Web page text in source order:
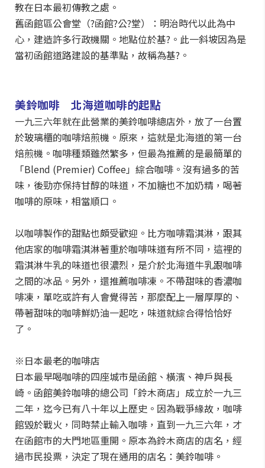
教在日本最初傳教之處。
舊函館區公會堂（?函館?公?堂）：明治時代以此為中
心，建造許多行政機關。地點位於基?。此一斜坡因為是
當初函館道路建設的基準點，故稱為基?。
美鈴咖啡 北海道咖啡的起點
一九三六年就在此營業的美鈴咖啡總店外，放了一台置
於玻璃櫃的咖啡焙煎機。原來，這就是北海道的第一台
焙煎機。咖啡種類雖然繁多，但最為推薦的是最簡單的
「Blend (Premier) Coffee」綜合咖啡。沒有過多的苦
味，後勁亦保持甘醇的味道，不加糖也不加奶精，喝著
咖啡的原味，相當順口。
以咖啡製作的甜點也頗受歡迎。比方咖啡霜淇淋，跟其
他店家的咖啡霜淇淋著重於咖啡味道有所不同，這裡的
霜淇淋牛乳的味道也很濃烈，是介於北海道牛乳跟咖啡
之間的冰品。另外，還推薦咖啡凍。不帶甜味的香濃咖
啡凍，單吃或許有人會覺得苦，那麼配上一層厚厚的、
帶著甜味的咖啡鮮奶油一起吃，味道就綜合得恰恰好
了。
※日本最老的咖啡店
日本最早喝咖啡的四座城市是函館、橫濱、神戶與長
崎。函館美鈴咖啡的總公司「鈴木商店」成立於一九三
二年，迄今已有八十年以上歷史。因為戰爭緣故，咖啡
館毀於戰火，同時禁止輸入咖啡，直到一九三六年，才
在函館市的大門地區重開。原本為鈴木商店的店名，經
過市民投票，決定了現在通用的店名：美鈴咖啡。